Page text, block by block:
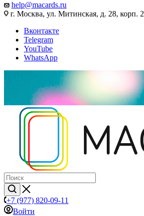
help@macards.ru
г. Москва, ул. Митинская, д. 28, корп. 2
Вконтакте
Telegram
YouTube
WhatsApp
+7 (977) 820-09-11
Войти